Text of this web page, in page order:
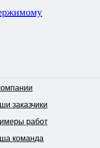
заказчики
работ
команда